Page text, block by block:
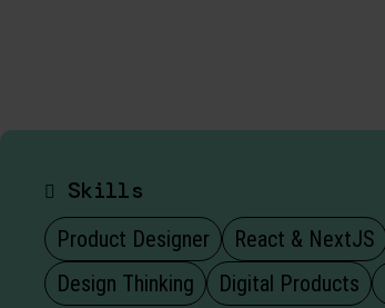
Skills
Product Designer React & NextJS
Design Thinking
Digital Products